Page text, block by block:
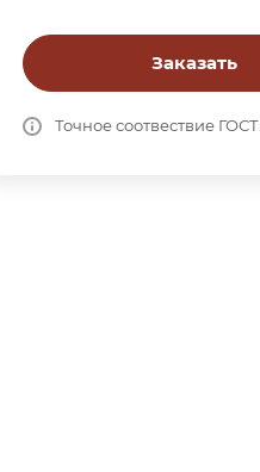
Заказать
Точное соотвествие ГОСТ.